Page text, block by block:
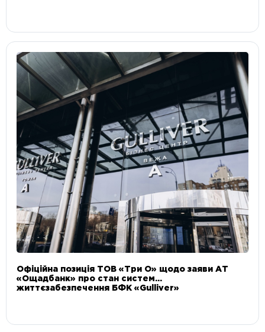
Офіційна позиція ТОВ «Три О» щодо заяви АТ
«Ощадбанк» про стан систем
життєзабезпечення БФК «Gulliver»